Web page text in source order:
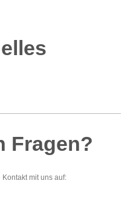
Fragen?
mit uns auf: